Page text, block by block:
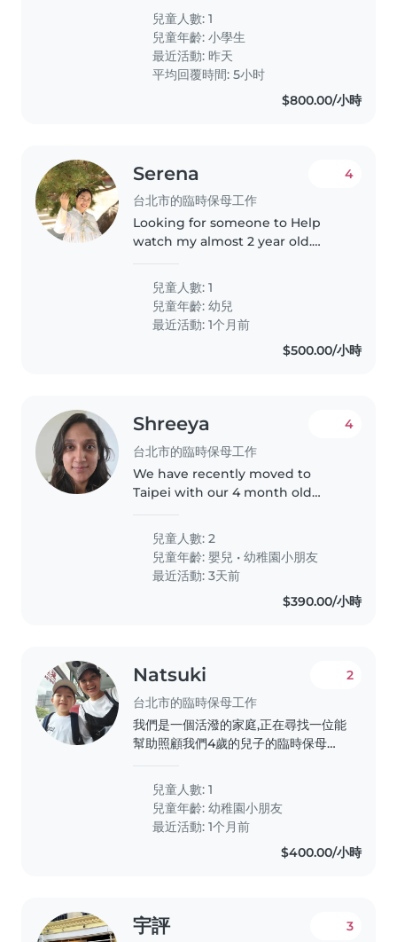
文,所以保母以中文對話為主、英文為輔
2. 時間:9-12 月,每週1~5協助上下學接送
(早&傍晚 ),放學接回家以後簡單陪做作
業直到家長下班返家 3. 地點:住家大直,
學校士林 4. 交通:以計程車/Uber 為主,
家長出車資 5. 餐食:不需準備..
兒童人數: 1
兒童年齡:小學生
最近活動: 昨天
平均回覆時間: 5小时
$800.00/小時
Serena
台北市的臨時保母工作
4
Looking for someone to Help
watch my almost 2 year old.
She is just older so needs
someone to play with my child
兒童人數: 1
兒童年齡:幼兒
最近活動: 1个月前
$500.00/小時
Shreeya
台北市的臨時保母工作
4
We have recently moved to
Taipei with our 4 month old
looking for someone to help out
4 hours a day during weekdays.
They will primarily be watching..
兒童人數: 2
兒童年齡:嬰兒 •幼稚園小朋友
最近活動: 3天前
$390.00/小時
Natsuki
台北市的臨時保母工作
2
我們是一個活潑的家庭,正在尋找一位能
幫助照顧我們4歲的兒子的臨時保母或
創意且愛運動,因此我們希望找到一位能
陪伴他玩耍、幫助做功課,並能負責簡單
家務的保母。我們的家是日語環境,希望
保母能熟悉中文英文日文。歡迎有興趣
的保母聯繫我們,我們很期待認識你!
兒童人數: 1
兒童年齡:幼稚園小朋友
最近活動: 1个月前
$400.00/小時
宇評 3